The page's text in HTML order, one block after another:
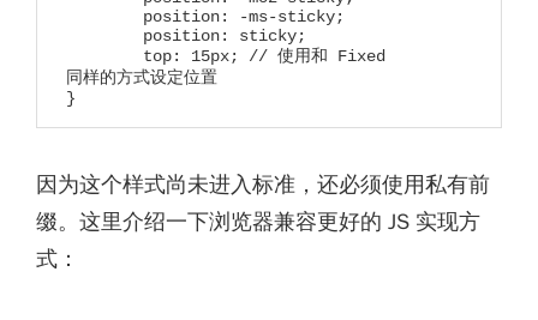
同样的方式设定位置
}
因为这个样式尚未进入标准，还必须使用私有前
缀。这里介绍一下浏览器兼容更好的 JS 实现方
式：